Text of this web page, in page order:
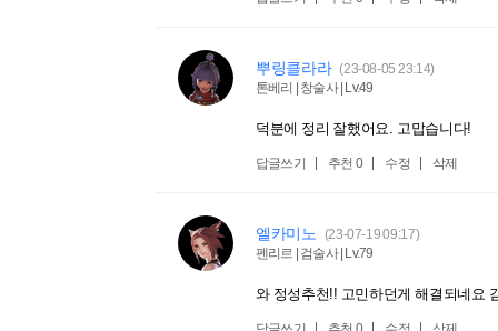
뿌링클라라 (23-08-05 23:14)
톤베리 | 창술사 | Lv.49
덕분에 정리 잘했어요. 고맙습니다!
답글쓰기 추천 0 수정 삭제
엘카미노
(23-07-19 09:17)
펜리르 | 검술사 | Lv.79
와 정성추천!! 고민하던게 해결되네요